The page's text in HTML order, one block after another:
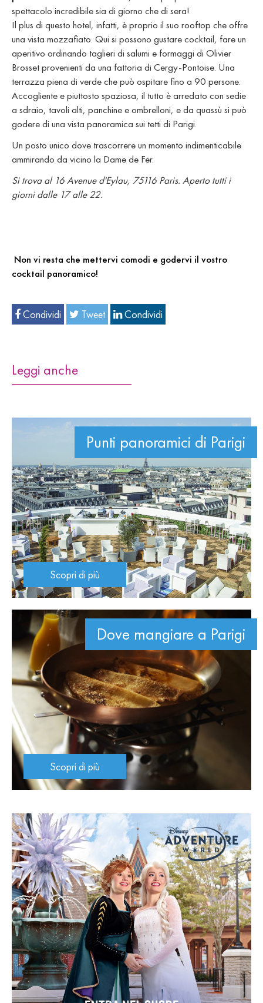
spettacolo incredibile sia di giorno che di sera!
Il plus di questo hotel, infatti, è proprio il suo rooftop che offre
una vista mozzafiato. Qui si possono gustare cocktail, fare un
aperitivo ordinando taglieri di salumi e formaggi di Olivier
Brosset provenienti da una fattoria di Cergy-Pontoise. Una
terrazza piena di verde che può ospitare fino a 90 persone.
Accogliente e piuttosto spaziosa, il tutto è arredato con sedie
a sdraio, tavoli alti, panchine e ombrelloni, e da quassù si può
godere di una vista panoramica sui tetti di Parigi.
Un posto unico dove trascorrere un momento indimenticabile
ammirando da vicino la Dame de Fer.
Si trova al 16 Avenue d'Eylau, 75116 Paris. Aperto tutti i
giorni dalle 17 alle 22.
Non vi resta che mettervi comodi e godervi il vostro
cocktail panoramico!
Condividi Tweet Condividi
Leggi anche
Punti panoramici di Parigi
Scopri di più
Dove mangiare a Parigi
Scopri di più